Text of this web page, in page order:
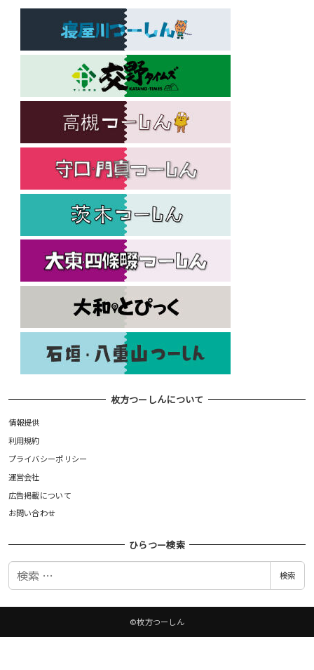
枚方つーしんについて
情報提供
利用規約
プライバシーポリシー
運営会社
広告掲載について
お問い合わせ
ひらつー検索
検
検索
©枚方つーしん